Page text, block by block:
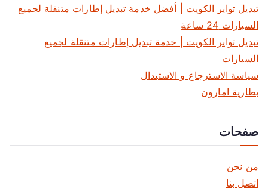
ا
ل
م
ق
ل
ا
تبديل تواير الكويت | أفضل خدمة تبديل إطارات متنقلة لجميع
السيارات 24 ساعة
تبديل تواير الكويت | خدمة تبديل إطارات متنقلة لجميع
السيارات
سياسة الاسترجاع و الاستبدال
بطارية امارون
صفحات
من نحن
اتصل بنا